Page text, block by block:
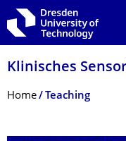
Skip to main navigation
Skip to search
Skip to content
Klinisches
Breadcrumb Menu
Home Teaching